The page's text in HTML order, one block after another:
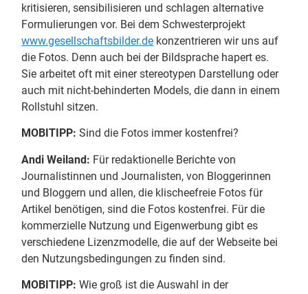
kritisieren, sensibilisieren und schlagen alternative
Formulierungen vor. Bei dem Schwesterprojekt
www.gesellschaftsbilder.de konzentrieren wir uns auf
die Fotos. Denn auch bei der Bildsprache hapert es.
Sie arbeitet oft mit einer stereotypen Darstellung oder
auch mit nicht-behinderten Models, die dann in einem
Rollstuhl sitzen.
MOBITIPP:Sind die Fotos immer kostenfrei?
Andi Weiland: Für redaktionelle Berichte von
Journalistinnen und Journalisten, von Bloggerinnen
und Bloggern und allen, die klischeefreie Fotos für
Artikel benötigen, sind die Fotos kostenfrei. Für die
kommerzielle Nutzung und Eigenwerbung gibt es
verschiedene Lizenzmodelle, die auf der Webseite bei
den Nutzungsbedingungen zu finden sind.
MOBITIPP:Wie groß ist die Auswahl in der